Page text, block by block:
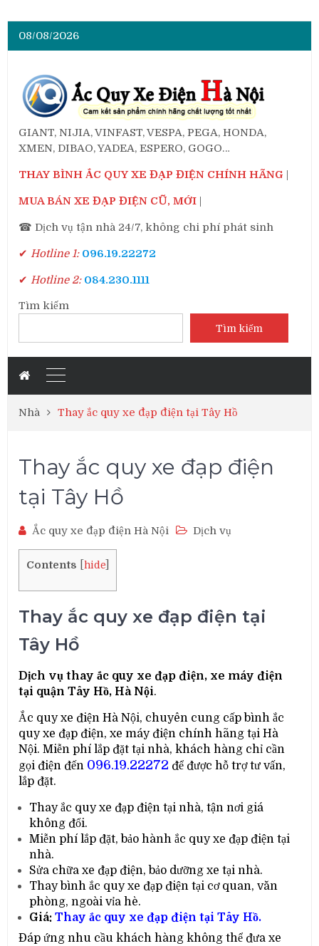
08/08/2026
GIANT, NIJIA, VINFAST, VESPA, PEGA, HONDA,
XMEN, DIBAO, YADEA, ESPERO, GOGO…
THAY BÌNH ẮC QUY XE ĐẠP ĐIỆN CHÍNH HÃNG
MUA BÁN XE ĐẠP ĐIỆN CŨ, MỚI
☎ Dịch vụ tận nhà 24/7, không chi phí phát sinh
✔ Hotline 1: 096.19.22272
✔ Hotline 2: 084.230.1111
Tìm kiếm
Tìm kiếm
Nhà Thay ắc quy xe đạp điện tại Tây Hồ
Thay ắc quy xe đạp điện
tại Tây Hồ
Ắc quy xe đạp điện Hà Nội Dịch vụ
Contents [hide
Thay ắc quy xe đạp điện tại
Tây Hồ
Dịch vụ thay ắc quy xe đạp điện, xe máy điện
tại quận Tây Hồ, Hà Nội.
Ắc quy xe điện Hà Nội, chuyên cung cấp bình ắc
quy xe đạp điện, xe máy điện chính hãng tại Hà
Nội. Miễn phí lắp đặt tại nhà, khách hàng chỉ cần
gọi điện đến 096.19.22272 để được hỗ trợ tư vấn,
lắp đặt.
Thay ắc quy xe đạp điện tại nhà, tận nơi giá
không đổi.
Miễn phí lắp đặt, bảo hành ắc quy xe đạp điện tại
nhà.
Sửa chữa xe đạp điện, bảo dưỡng xe tại nhà.
Thay bình ắc quy xe đạp điện tại cơ quan, văn
phòng, ngoài vỉa hè.
Giá: Thay ắc quy xe đạp điện tại Tây Hồ.
Đáp ứng nhu cầu khách hàng không thể đưa xe